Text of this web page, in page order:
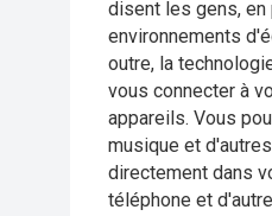
disent les gens,
environnements
outre, la
vous connecter à
appareils. Vous
musique et
directement dans
téléphone et